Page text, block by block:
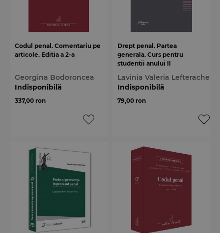
Codul penal. Comentariu pe
articole. Editia a 2-a
Georgina Bodoroncea
Indisponibilă
337,00 ron
Drept penal. Partea
generala. Curs pentru
studentii anului II
Lavinia Valeria Lefterache
Indisponibilă
79,00 ron